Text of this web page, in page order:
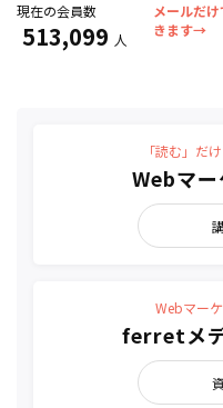
現在の会員数
513,099 人
メールだ
きます→
「読む」だ
Webマ
Webマー
ferretメ